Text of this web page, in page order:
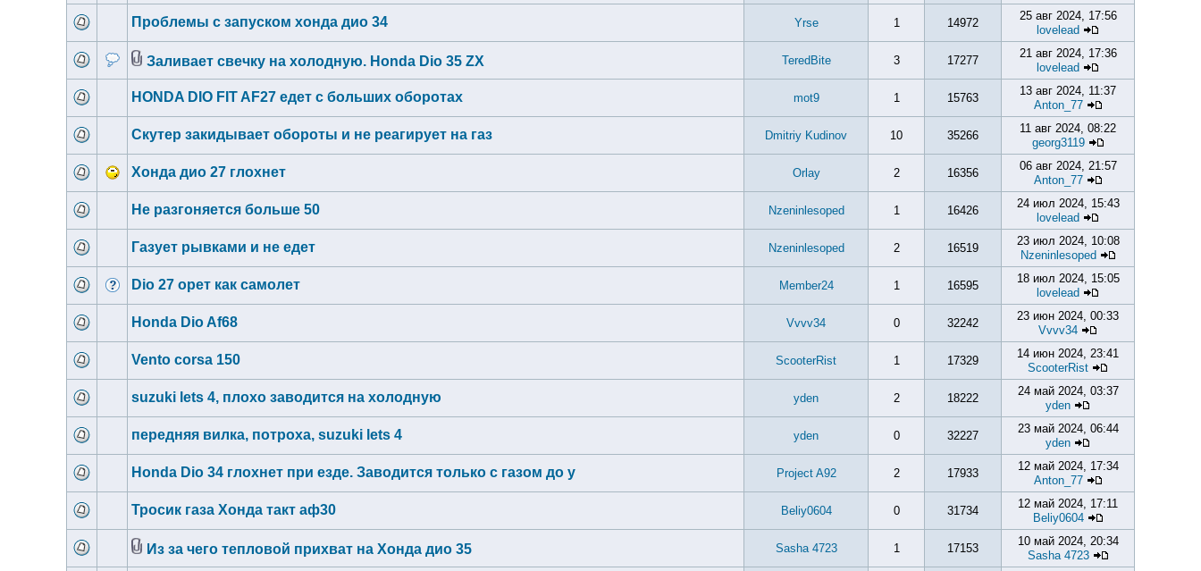
Проблемы с запуском хонда дио 34 Yrse 1 14972
25 авг 2024, 17:56
lovelead
Заливает свечку на холодную. Honda Dio 35 ZX TeredBite 3 17277
21 авг 2024, 17:36
lovelead
HONDA DIO FIT AF27 едет с больших оборотах mot9 1 15763
13 авг 2024, 11:37
Anton_77
Скутер закидывает обороты и не реагирует на газ Dmitriy Kudinov 10 35266
11 авг 2024, 08:22
georg3119
Хонда дио 27 глохнет Orlay 2 16356
06 авг 2024, 21:57
Anton_77
Не разгоняется больше 50 Nzeninlesoped 1 16426
24 июл 2024, 15:43
lovelead
Газует рывками и не едет Nzeninlesoped 2 16519
23 июл 2024, 10:08
Nzeninlesoped
Dio 27 орет как самолет Member24 1 16595
18 июл 2024, 15:05
lovelead
Honda Dio Af68 Vvvv34 0 32242
23 июн 2024, 00:33
Vvvv34
Vento corsa 150 ScooterRist 1 17329
14 июн 2024, 23:41
ScooterRist
suzuki lets 4, плохо заводится на холодную yden 2 18222
24 май 2024, 03:37
yden
передняя вилка, потроха, suzuki lets 4 yden 0 32227
23 май 2024, 06:44
yden
Honda Dio 34 глохнет при езде. Заводится только с газом до у Project A92 2 17933
12 май 2024, 17:34
Anton_77
Тросик газа Хонда такт аф30 Beliy0604 0 31734
12 май 2024, 17:11
Beliy0604
Из за чего тепловой прихват на Хонда дио 35 Sasha 4723 1 17153
10 май 2024, 20:34
Sasha 4723